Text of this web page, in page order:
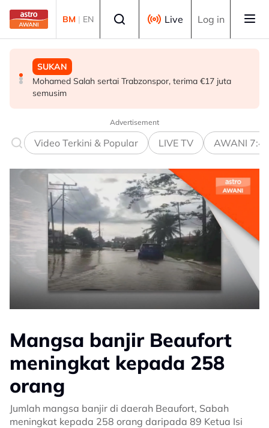
Skip to main content
BM | EN Live Log in
MALAYSIA
Teknologi "5G Advanced" buka potensi besar pacu
transformasi pelbagai sektor - Fahmi
SUKAN
Mohamed Salah sertai Trabzonspor, terima €17 juta
semusim
MALAYSIA
Berita tempatan pilihan sepanjang hari ini
Advertisement
Video Terkini & Popular LIVE TV AWANI
Mangsa banjir Beaufort
meningkat kepada 258
orang
Jumlah mangsa banjir di daerah Beaufort, Sabah
meningkat kepada 258 orang daripada 89 Ketua Isi